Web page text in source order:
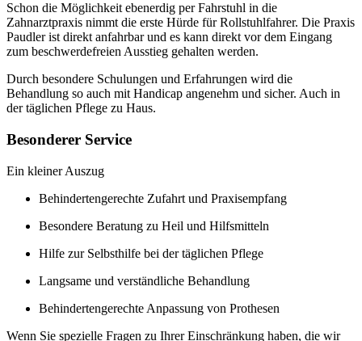
Schon die Möglichkeit ebenerdig per Fahrstuhl in die
Zahnarztpraxis nimmt die erste Hürde für Rollstuhlfahrer. Die Praxis
Paudler ist direkt anfahrbar und es kann direkt vor dem Eingang
zum beschwerdefreien Ausstieg gehalten werden.
Durch besondere Schulungen und Erfahrungen wird die
Behandlung so auch mit Handicap angenehm und sicher. Auch in
der täglichen Pflege zu Haus.
Besonderer Service
Ein kleiner Auszug
Behindertengerechte Zufahrt und Praxisempfang
Besondere Beratung zu Heil und Hilfsmitteln
Hilfe zur Selbsthilfe bei der täglichen Pflege
Langsame und verständliche Behandlung
Behindertengerechte Anpassung von Prothesen
Wenn Sie spezielle Fragen zu Ihrer Einschränkung haben, die wir